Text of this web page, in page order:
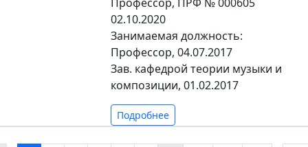
02.10.2020
Занимаемая должность:
Профессор, 04.07.2017
Зав. кафедрой теории музыки и
композиции, 01.02.2017
Подробнее